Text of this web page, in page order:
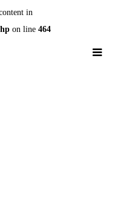
in
on line 464